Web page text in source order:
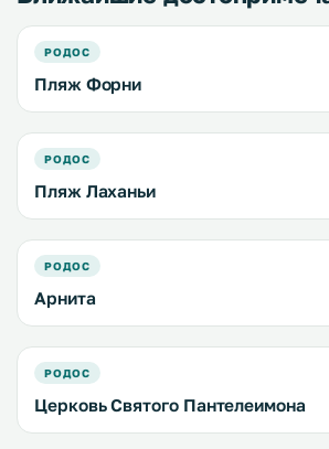
РОДОС
Пляж Форни
РОДОС
Пляж Лаханьи
РОДОС
Арнита
РОДОС
Церковь Святого Пантелеимона